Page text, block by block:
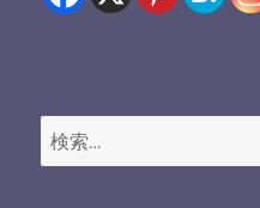
検
索: